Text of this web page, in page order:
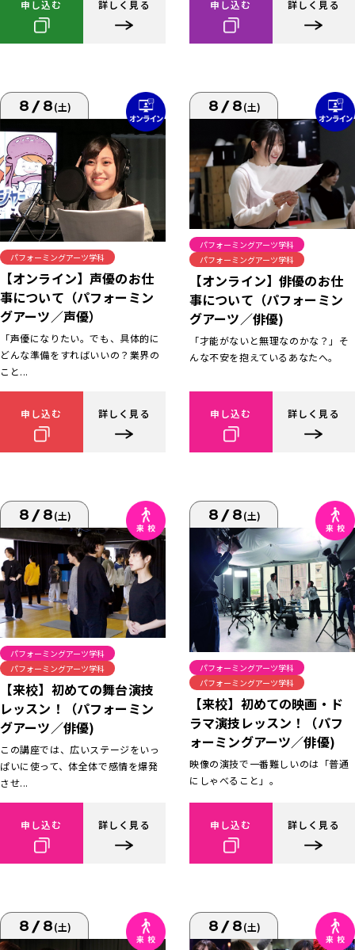
申し込む 詳しく見る 申し込む 詳しく見る
8/8(土)
パフォーミングアーツ学科
【オンライン】声優のお仕
事について（パフォーミン
グアーツ／声優）
「声優になりたい。でも、具体的に
どんな準備をすればいいの？業界の
こと...
申し込む 詳しく見る
8/8(土)
パフォーミングアーツ学科
パフォーミングアーツ学科
【オンライン】俳優のお仕
事について（パフォーミン
グアーツ／俳優)
「才能がないと無理なのかな？」そ
んな不安を抱えているあなたへ。
申し込む 詳しく見る
8/8(土)
パフォーミングアーツ学科
パフォーミングアーツ学科
【来校】初めての舞台演技
レッスン！（パフォーミン
グアーツ／俳優)
この講座では、広いステージをいっ
ぱいに使って、体全体で感情を爆発
させ...
申し込む 詳しく見る
8/8(土)
パフォーミングアーツ学科
パフォーミングアーツ学科
【来校】初めての映画・ド
ラマ演技レッスン！（パフ
ォーミングアーツ／俳優)
映像の演技で一番難しいのは「普通
にしゃべること」。
申し込む 詳しく見る
8/8(土) 8/8(土)